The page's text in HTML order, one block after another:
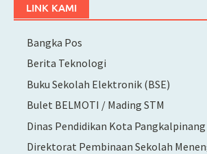
LINK KAMI
Bangka Pos
Berita Teknologi
Buku Sekolah Elektronik (BSE)
Bulet BELMOTI / Mading STM
Dinas Pendidikan Kota Pangkalpinang
Direktorat Pembinaan Sekolah